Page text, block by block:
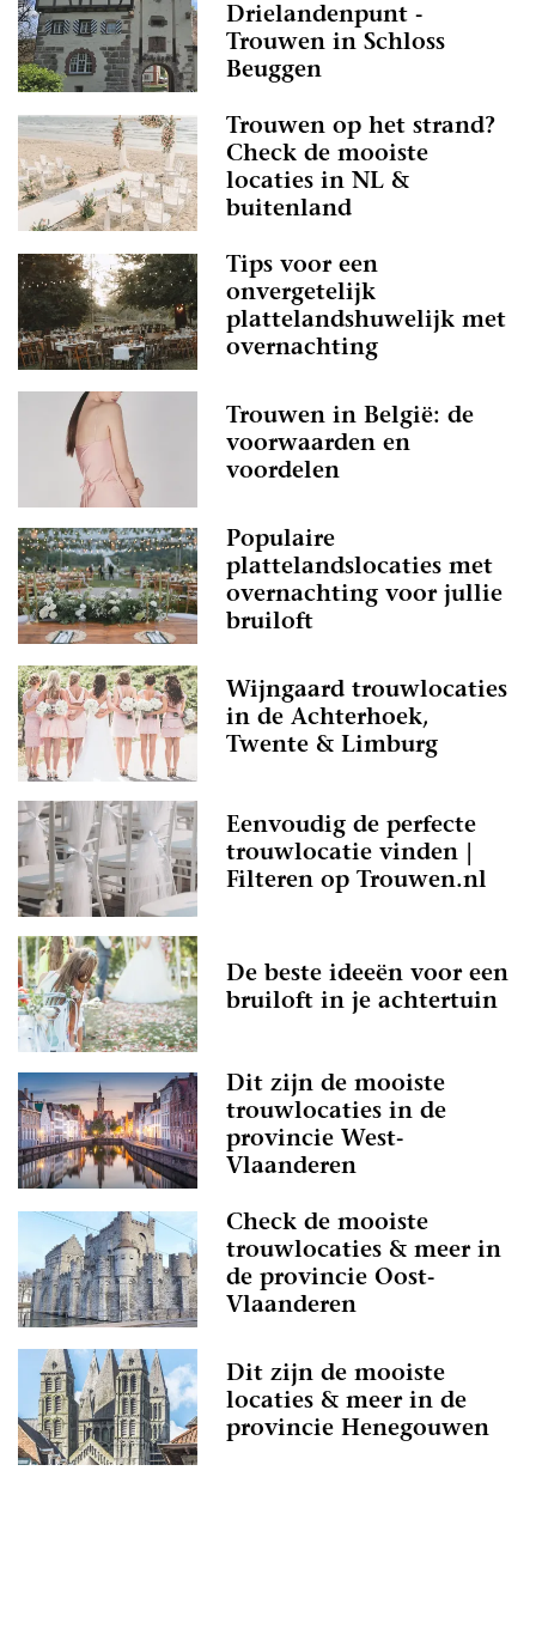
Drielandenpunt -
Trouwen in Schloss
Beuggen
Trouwen op het strand?
Check de mooiste
locaties in NL &
buitenland
Tips voor een
onvergetelijk
plattelandshuwelijk met
overnachting
Trouwen in België: de
voorwaarden en
voordelen
Populaire
plattelandslocaties met
overnachting voor jullie
bruiloft
Wijngaard trouwlocaties
in de Achterhoek,
Twente & Limburg
Eenvoudig de perfecte
trouwlocatie vinden |
Filteren op Trouwen.nl
De beste ideeën voor een
bruiloft in je achtertuin
Dit zijn de mooiste
trouwlocaties in de
provincie West-
Vlaanderen
Check de mooiste
trouwlocaties & meer in
de provincie Oost-
Vlaanderen
Dit zijn de mooiste
locaties & meer in de
provincie Henegouwen